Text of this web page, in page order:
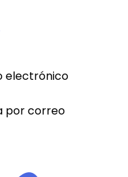
electrónico
por correo